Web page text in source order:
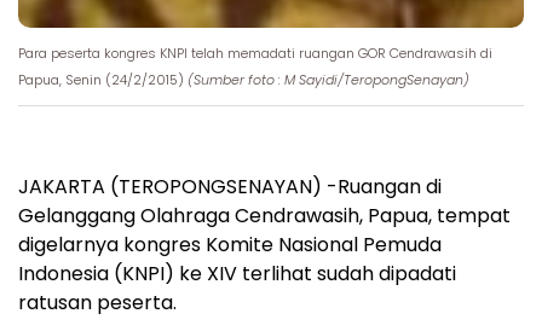
Para peserta kongres KNPI telah memadati ruangan GOR Cendrawasih di
Papua, Senin (24/2/2015) (Sumber foto : M Sayidi/TeropongSenayan)
JAKARTA (TEROPONGSENAYAN) -Ruangan di
Gelanggang Olahraga Cendrawasih, Papua, tempat
digelarnya kongres Komite Nasional Pemuda
Indonesia (KNPI) ke XIV terlihat sudah dipadati
ratusan peserta.